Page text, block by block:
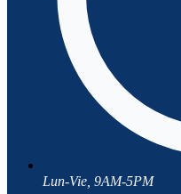
Lun-Vie, 9AM-5PM